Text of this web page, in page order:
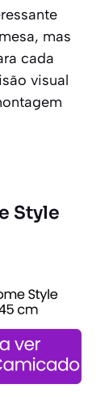
mas
cada
visual
Style